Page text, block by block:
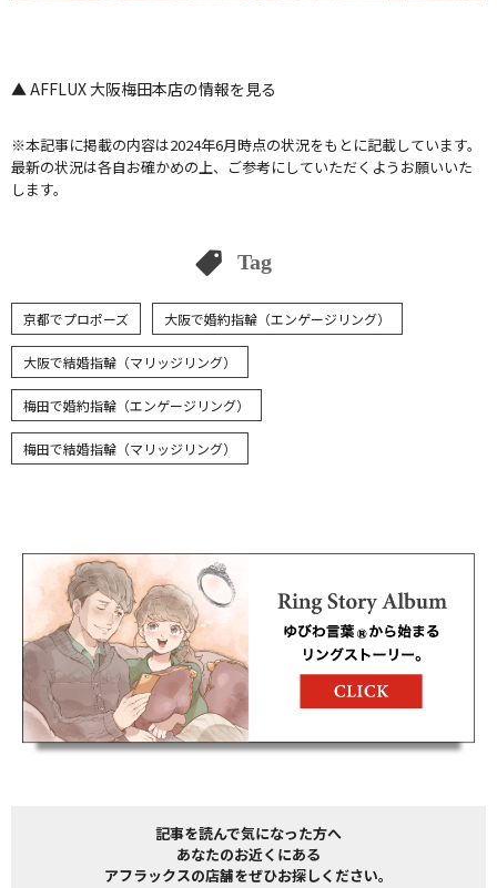
▲ AFFLUX 大阪梅田本店の情報を見る
※本記事に掲載の内容は2024年6月時点の状況をもとに記載しています。
最新の状況は各自お確かめの上、ご参考にしていただくようお願いいた
します。
Tag
京都でプロポーズ 大阪で婚約指輪（エンゲージリング）
大阪で結婚指輪（マリッジリング）
梅田で婚約指輪（エンゲージリング）
梅田で結婚指輪（マリッジリング）
記事を読んで気になった方へ
あなたのお近くにある
アフラックスの店舗をぜひお探しください。